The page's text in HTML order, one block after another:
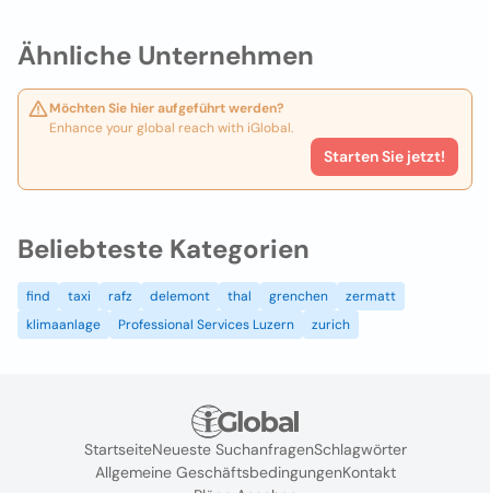
Ähnliche Unternehmen
Möchten Sie hier aufgeführt werden?
Enhance your global reach with iGlobal.
Starten Sie jetzt!
Beliebteste Kategorien
find taxi rafz delemont thal grenchen
zermatt
klimaanlage
Professional Services Luzern zurich
StartseiteNeueste SuchanfragenSchlagwörter
Allgemeine GeschäftsbedingungenKontakt